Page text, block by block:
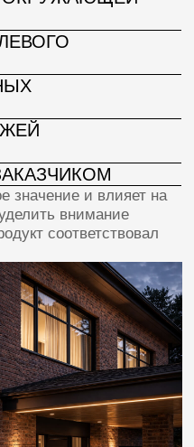
красивого
должен быть
композиция